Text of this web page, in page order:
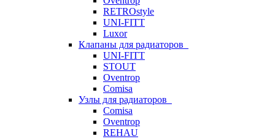
RETROstyle
UNI-FITT
Luxor
Клапаны для радиаторов
UNI-FITT
STOUT
Oventrop
Comisa
Узлы для радиаторов
Comisa
Oventrop
REHAU